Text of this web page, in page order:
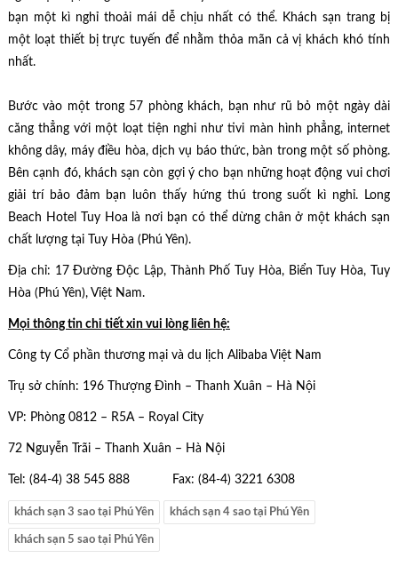
bạn một kì nghỉ thoải mái dễ chịu nhất có thể. Khách sạn trang bị
một loạt thiết bị trực tuyến để nhằm thỏa mãn cả vị khách khó tính
nhất.
Bước vào một trong 57 phòng khách, bạn như rũ bỏ một ngày dài
căng thẳng với một loạt tiện nghi như tivi màn hình phẳng, internet
không dây, máy điều hòa, dịch vụ báo thức, bàn trong một số phòng.
Bên cạnh đó, khách sạn còn gợi ý cho bạn những hoạt động vui chơi
giải trí bảo đảm bạn luôn thấy hứng thú trong suốt kì nghỉ. Long
Beach Hotel Tuy Hoa là nơi bạn có thể dừng chân ở một khách sạn
chất lượng tại Tuy Hòa (Phú Yên).
Địa chỉ: 17 Đường Độc Lập, Thành Phố Tuy Hòa, Biển Tuy Hòa, Tuy
Hòa (Phú Yên), Việt Nam.
Mọi thông tin chi tiết xin vui lòng liên hệ:
Công ty Cổ phần thương mại và du lịch Alibaba Việt Nam
Trụ sở chính: 196 Thượng Đình – Thanh Xuân – Hà Nội
VP: Phòng 0812 – R5A – Royal City
72 Nguyễn Trãi – Thanh Xuân – Hà Nội
Tel: (84-4) 38 545 888 Fax: (84-4) 3221 6308
khách sạn 3 sao tại Phú Yên khách sạn 4 sao tại Phú Yên
khách sạn 5 sao tại Phú Yên